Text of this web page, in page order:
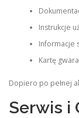
Instrukcje
Informacje
Kartę
Dopiero po pełnej
Serwis i